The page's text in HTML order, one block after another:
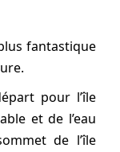
fantastique
pour l’île
et de l’eau
de l’île